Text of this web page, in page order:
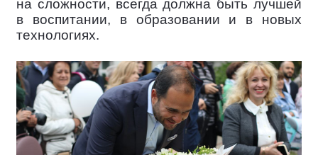
на сложности, всегда должна быть лучшей
в воспитании, в образовании и в новых
технологиях.